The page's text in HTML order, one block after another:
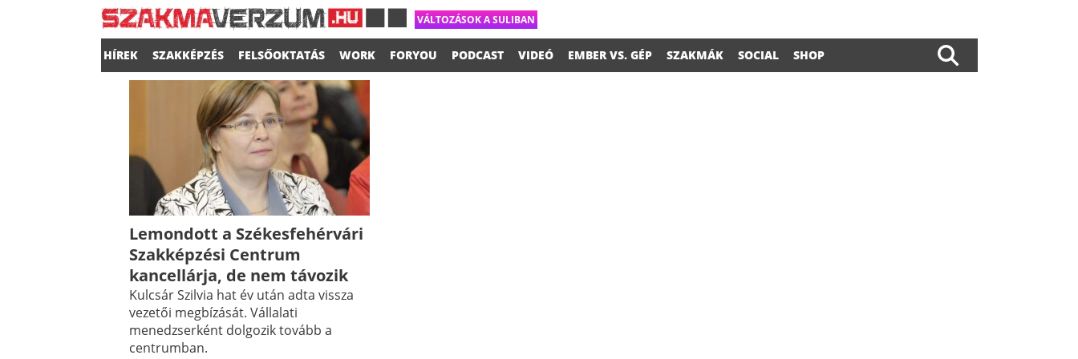
VÁLTOZÁSOK A SULIBAN
HÍREK SZAKKÉPZÉS FELSŐOKTATÁS WORK FORYOU PODCAST VIDEÓ EMBER VS. GÉP SZAKMÁK SOCIAL SHOP
Lemondott a Székesfehérvári
Szakképzési Centrum
kancellárja, de nem távozik
Kulcsár Szilvia hat év után adta vissza
vezetői megbízását. Vállalati
menedzserként dolgozik tovább a
centrumban.